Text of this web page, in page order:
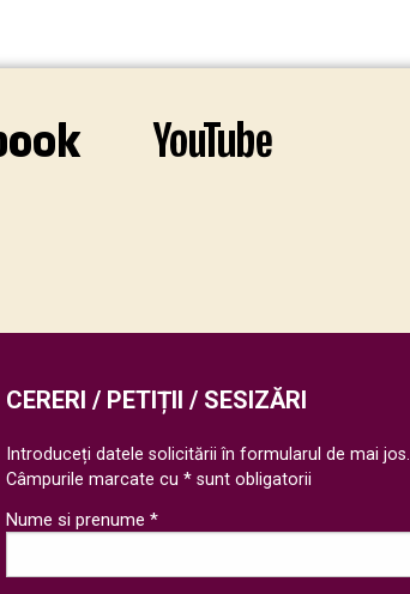
CERERI / PETIȚII / SESIZĂRI
Introduceți datele solicitării în formularul de mai jos.
Câmpurile marcate cu * sunt obligatorii
Nume si prenume *